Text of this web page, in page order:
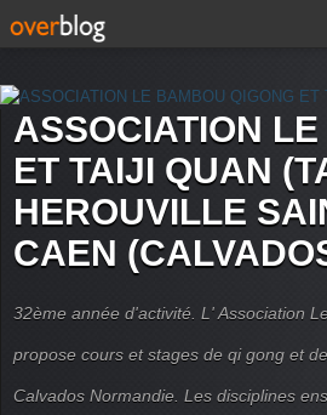
ASSOCIATION
ET TAIJI QUAN
HEROUVILLE
CAEN
32ème année d'activité. L' Association
propose cours et stages de qi gong et
Calvados Normandie. Les disciplines